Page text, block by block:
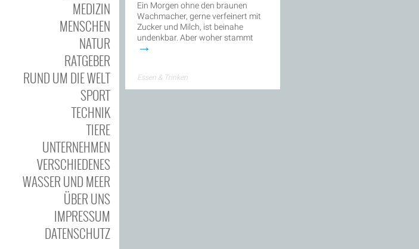
MEDIZIN
MENSCHEN
NATUR
RATGEBER
RUND UM DIE WELT
SPORT
TECHNIK
TIERE
UNTERNEHMEN
VERSCHIEDENES
WASSER UND MEER
ÜBER UNS
IMPRESSUM
DATENSCHUTZ
Ein Morgen ohne den braunen
Wachmacher, gerne verfeinert mit
Zucker und Milch, ist beinahe
undenkbar. Aber woher stammt
→
Essen & Trinken